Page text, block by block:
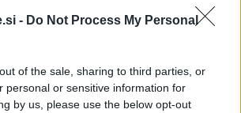
- Do Not Process My Personal
of the sale, sharing to third parties, or
personal or sensitive information for
by us, please use the below opt-out